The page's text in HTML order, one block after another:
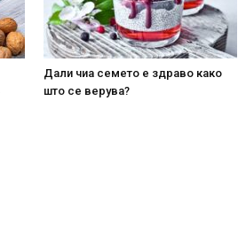
Дали чиа семето е здраво како
што се верува?